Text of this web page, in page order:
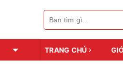
TRANG CHỦ